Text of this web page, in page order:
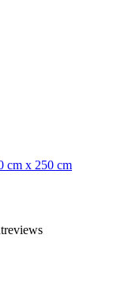
cm x 250 cm